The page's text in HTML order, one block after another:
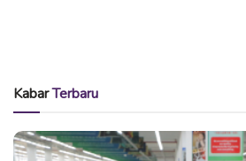
KabarTerbaru